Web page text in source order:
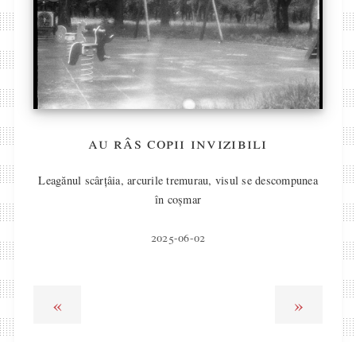
au râs copii invizibili
Leagănul scârțâia, arcurile tremurau, visul se descompunea
în coșmar
2025-06-02
« »